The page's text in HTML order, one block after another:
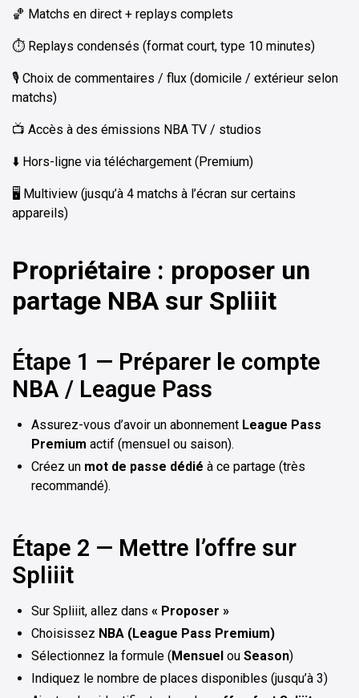
🏀 Matchs en direct + replays complets
⏱️ Replays condensés (format court, type 10 minutes)
🎙️ Choix de commentaires / flux (domicile / extérieur selon
matchs)
📺 Accès à des émissions NBA TV / studios
⬇️ Hors-ligne via téléchargement (Premium)
🖥️ Multiview (jusqu’à 4 matchs à l’écran sur certains
appareils)
Propriétaire : proposer un
partage NBA sur Spliiit
Étape 1 — Préparer le compte
NBA / League Pass
Assurez-vous d’avoir un abonnement League Pass
Premium actif (mensuel ou saison).
Créez un mot de passe dédié à ce partage (très
recommandé).
Étape 2 — Mettre l’offre sur
Spliiit
Sur Spliiit, allez dans « Proposer »
Choisissez NBA (League Pass Premium)
Sélectionnez la formule ( Mensuel ou Season)
Indiquez le nombre de places disponibles (jusqu’à 3)